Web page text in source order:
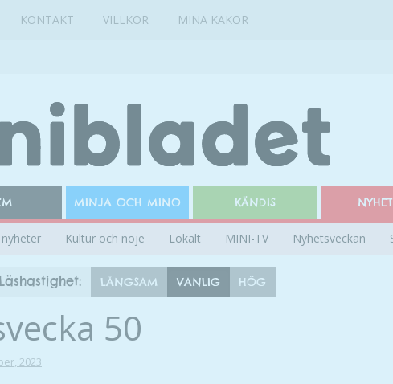
KONTAKT VILLKOR MINA KAKOR
MINJA OCH MINO KÄNDIS
Kultur och nöje Lokalt MINI-TV Nyhetsveckan
Läshastighet: LÅNGSAM VANLIG HÖG
50
2023